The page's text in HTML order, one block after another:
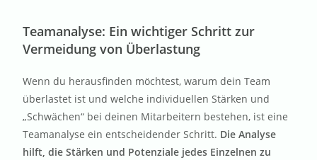
Teamanalyse: Ein wichtiger Schritt zur
Vermeidung von Überlastung
Wenn du herausfinden möchtest, warum dein Team
überlastet ist und welche individuellen Stärken und
„Schwächen“ bei deinen Mitarbeitern bestehen, ist eine
Teamanalyse ein entscheidender Schritt. Die Analyse
hilft, die Stärken und Potenziale jedes Einzelnen zu